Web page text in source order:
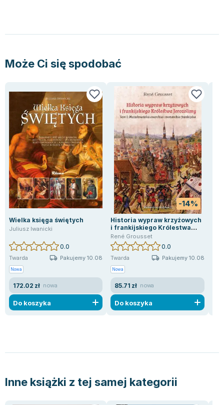
Może Ci się spodobać
Wielka księga świętych
Juliusz Iwanicki
0.0
Twarda Pakujemy 10.08
Nowa
172.02 zł nowa
Do koszyka
-14%
Historia wypraw krzyżowych
i frankijskiego Królestwa
Jerozolimy. Muzułmańska
anarchia i monarchia
frankijska. Tom 1
René Grousset
0.0
Twarda Pakujemy 10.08
Nowa
85.71 zł nowa
Do koszyka
Inne książki z tej samej kategorii